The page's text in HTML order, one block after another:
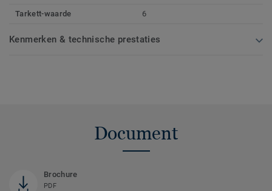
Tarkett-waarde 6
Kenmerken & technische prestaties
Document
Brochure
PDF